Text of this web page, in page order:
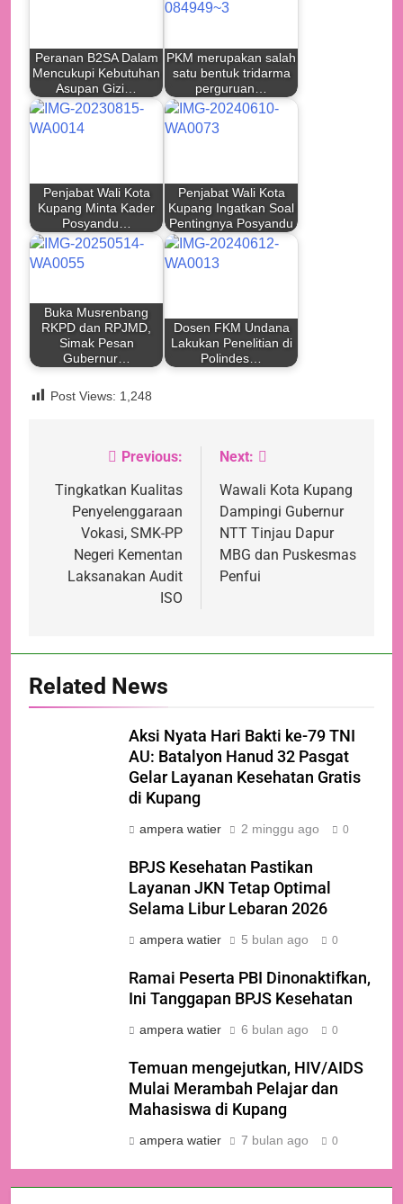
Peranan B2SA Dalam
Mencukupi Kebutuhan
Asupan Gizi…
PKM merupakan salah
satu bentuk tridarma
perguruan…
Penjabat Wali Kota
Kupang Minta Kader
Posyandu…
Penjabat Wali Kota
Kupang Ingatkan Soal
Pentingnya Posyandu
Buka Musrenbang
RKPD dan RPJMD,
Simak Pesan
Gubernur…
Dosen FKM Undana
Lakukan Penelitian di
Polindes…
Post Views: 1,248
Navigasi
pos
Previous:
Tingkatkan Kualitas
Penyelenggaraan
Vokasi, SMK-PP
Negeri Kementan
Laksanakan Audit
ISO
Next:
Wawali Kota Kupang
Dampingi Gubernur
NTT Tinjau Dapur
MBG dan Puskesmas
Penfui
Related News
Aksi Nyata Hari Bakti ke-79 TNI
AU: Batalyon Hanud 32 Pasgat
Gelar Layanan Kesehatan Gratis
di Kupang
ampera watier 2 minggu ago 0
BPJS Kesehatan Pastikan
Layanan JKN Tetap Optimal
Selama Libur Lebaran 2026
ampera watier 5 bulan ago 0
Ramai Peserta PBI Dinonaktifkan,
Ini Tanggapan BPJS Kesehatan
ampera watier 6 bulan ago 0
Temuan mengejutkan, HIV/AIDS
Mulai Merambah Pelajar dan
Mahasiswa di Kupang
ampera watier 7 bulan ago 0